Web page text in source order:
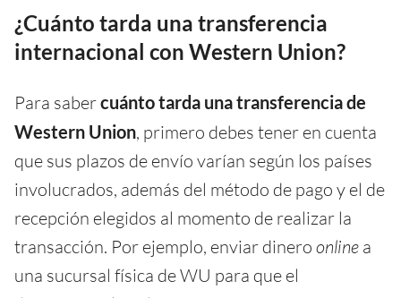
¿Cuánto tarda una transferencia
internacional con Western Union?
Para sabercuánto tarda una transferencia de
Western Union, primero debes tener en cuenta
que sus plazos de envío varían según los países
involucrados, además del método de pago y el de
recepción elegidos al momento de realizar la
transacción. Por ejemplo, enviar dinero online a
una sucursal física de WU para que el